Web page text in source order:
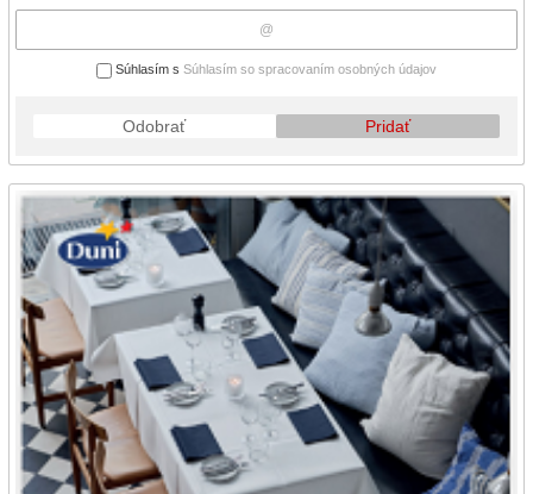
Súhlasím s Súhlasím so spracovaním osobných údajov
Odobrať Pridať